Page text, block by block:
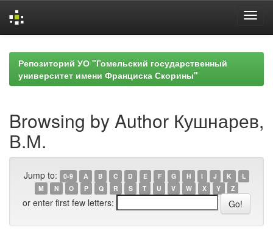
navigationРепозиторий УО "Гомельский государственный
университет имени Франциска Скорины"
Browsing by Author Кушнарев,
В.М.
Jump to: 0-9 A B C D E F G H I J K
L
M
N O P Q R S T U V W X Y Z
or enter first few letters: